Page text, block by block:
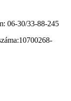
06-30/33-88-245